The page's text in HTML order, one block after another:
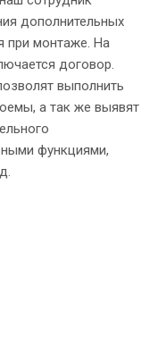
дополнительных
при монтаже. На
договор.
выполнить
а так же выявят
функциями,